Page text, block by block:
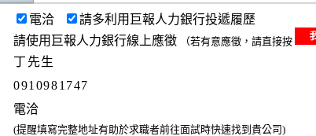
電洽
請多利用巨報人力銀行投遞履歷
請使用巨報人力銀行線上應徵
（若有意應徵，請直接按
丁先生
0910981747
電洽
(提醒填寫完整地址有助於求職者前往面試時快速找到貴公司)